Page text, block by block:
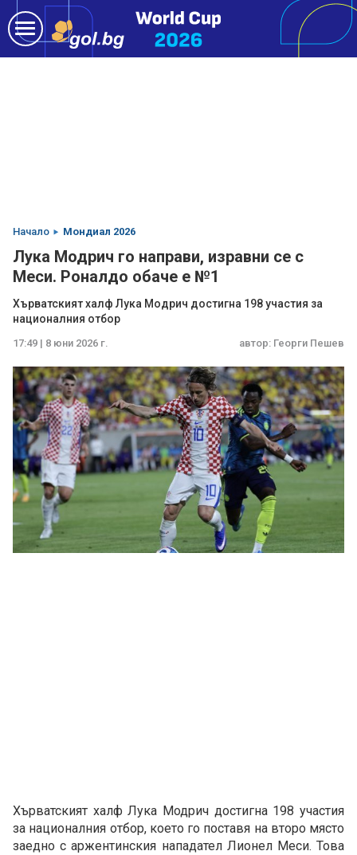
Начало Мондиал 2026
Лука Модрич го направи, изравни се с
Меси. Роналдо обаче е №1
Хърватският халф Лука Модрич достигна 198 участия за
националния отбор
17:49 | 8 юни 2026 г. автор: Георги Пешев
Хърватският халф Лука Модрич достигна 198 участия
за националния отбор, което го поставя на второ място
заедно с аржентинския нападател Лионел Меси. Това